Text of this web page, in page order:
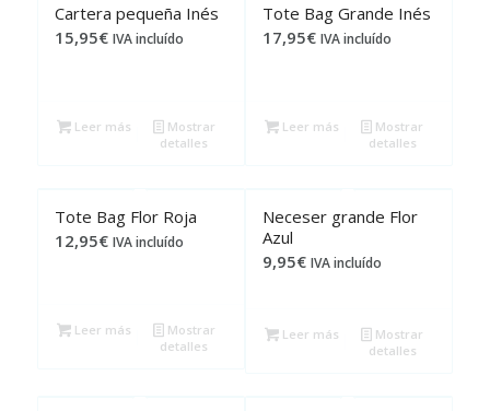
Cartera pequeña Inés
15,95€ IVA incluído
Leer más
Mostrar
detalles
Tote Bag Grande Inés
17,95€ IVA incluído
Leer más
Mostrar
detalles
Tote Bag Flor Roja
12,95€ IVA incluído
Leer más
Mostrar
detalles
Neceser grande Flor
Azul
9,95€ IVA incluído
Leer más
Mostrar
detalles